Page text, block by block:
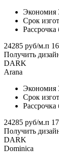
Экономия
Срок
Рассрочка
24285 руб/м.п
Получить
DARK
Arana
Экономия
Срок
Рассрочка
24285 руб/м.п
Получить
DARK
Dominica